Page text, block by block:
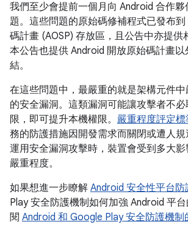
我們至少會提前一個月向 Android 合作
題。這些問題的原始碼修補程式已發布
碼計畫 (AOSP) 存放區，且公告中亦提供
本公告也提供 Android 開放原始碼計畫
結。
在這些問題中，最嚴重的就是架構元件中
的安全漏洞。這類漏洞可能讓攻擊者不
限，即可提升本機權限。 嚴重程度評定標
務的防護措施因開發需求而關閉或遭人
運用安全漏洞攻擊時，裝置會受到多大
嚴重程度。
如果想進一步瞭解 Android 安全性平台防
Play 安全防護機制如何加強 Android 平
閱 Android 和 Google Play 安全防護機